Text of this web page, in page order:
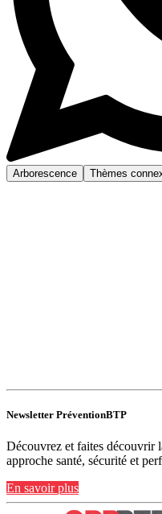
Arborescence Thèmes
Newsletter PréventionBTP
Découvrez et faites découvrir
approche santé, sécurité et
En savoir plus